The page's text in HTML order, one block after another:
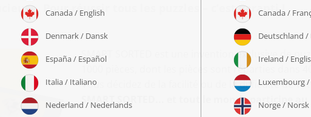
Pour réussir tous les puzzles – c’est garanti !
SMART SORTED est une invention exclusive de
1000 pièces, dont les pièces sont réparties dans
Vous décidez de la facilité ou de la difficulté de
SMART SORTED... et tout le monde participe au